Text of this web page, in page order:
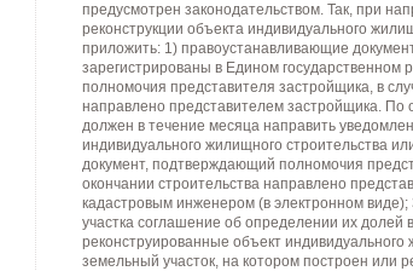
предусмотрен законодательством. Так, при
реконструкции объекта индивидуального
приложить: 1) правоустанавливающие
зарегистрированы в Едином
полномочия представителя застройщика, в
направлено представителем застройщика. По
должен в течение месяца направить
индивидуального жилищного строительства
документ, подтверждающий полномочия
окончании строительства направлено
кадастровым инженером (в электронном
участка соглашение об определении их
реконструированные объект
земельный участок, на котором построен или